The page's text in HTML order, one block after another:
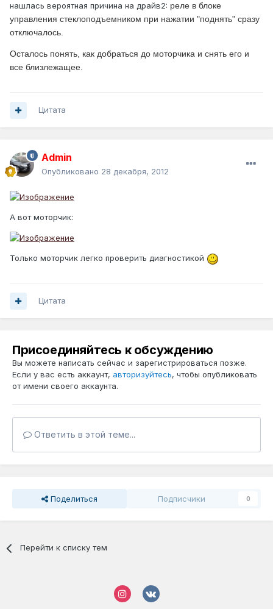
нашлась вероятная причина на драйв2: реле в блоке
управления стеклоподъемником при нажатии "поднять" сразу
отключалось.
Осталось понять, как добраться до моторчика и снять его и
все близлежащее.
Цитата
Admin
Опубликовано 28 декабря, 2012
А вот моторчик:
Только моторчик легко проверить диагностикой
Цитата
Присоединяйтесь к обсуждению
Вы можете написать сейчас и зарегистрироваться позже.
Если у вас есть аккаунт, авторизуйтесь, чтобы опубликовать
от имени своего аккаунта.
Ответить в этой теме...
Поделиться Подписчики 0
Перейти к списку тем